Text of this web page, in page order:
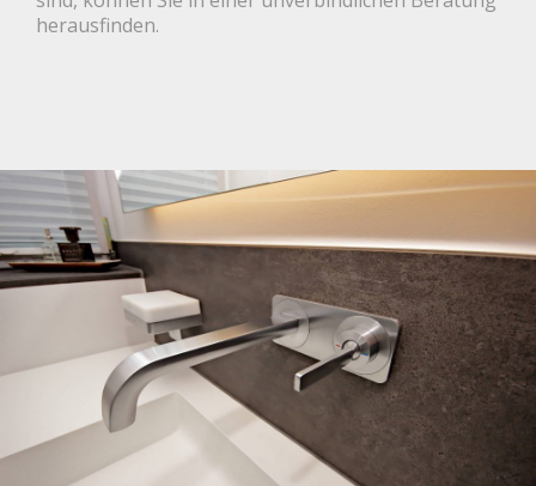
herausfinden.